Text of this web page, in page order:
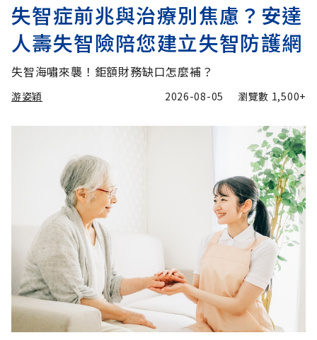
失智症前兆與治療別焦慮？安達
人壽失智險陪您建立失智防護網
失智海嘯來襲！鉅額財務缺口怎麼補？
游姿穎 2026-08-05 瀏覽數 1,500+